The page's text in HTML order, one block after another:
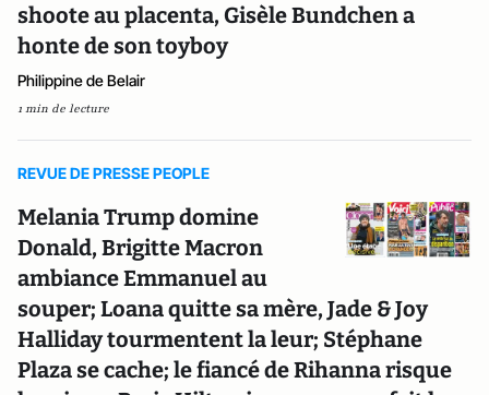
shoote au placenta, Gisèle Bundchen a
honte de son toyboy
Philippine de Belair
1 min de lecture
REVUE DE PRESSE PEOPLE
Melania Trump domine
Donald, Brigitte Macron
ambiance Emmanuel au
souper; Loana quitte sa mère, Jade & Joy
Halliday tourmentent la leur; Stéphane
Plaza se cache; le fiancé de Rihanna risque